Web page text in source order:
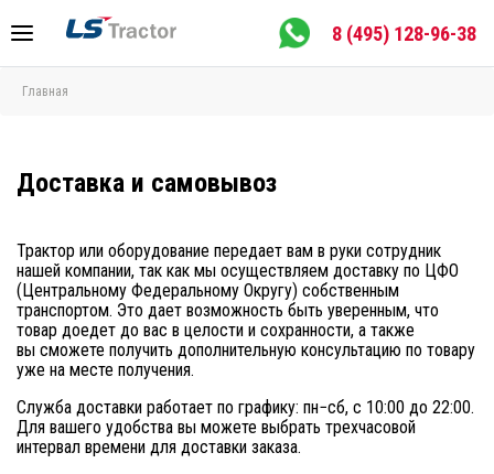
8 (495) 128-96-38
Главная
Доставка и самовывоз
Трактор или оборудование передает вам в руки сотрудник
нашей компании, так как мы осуществляем доставку по ЦФО
(Центральному Федеральному Округу) собственным
транспортом. Это дает возможность быть уверенным, что
товар доедет до вас в целости и сохранности, а также
вы сможете получить дополнительную консультацию по товару
уже на месте получения.
Служба доставки работает по графику: пн−сб, с 10:00 до 22:00.
Для вашего удобства вы можете выбрать трехчасовой
интервал времени для доставки заказа.